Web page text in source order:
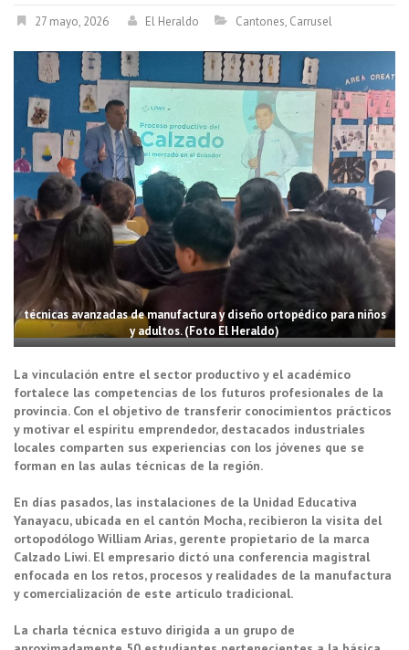
27 mayo, 2026 El Heraldo Cantones, Carrusel
técnicas avanzadas de manufactura y diseño ortopédico para niños
y adultos. (Foto El Heraldo)
La vinculación entre el sector productivo y el académico
fortalece las competencias de los futuros profesionales de la
provincia. Con el objetivo de transferir conocimientos prácticos
y motivar el espíritu emprendedor, destacados industriales
locales comparten sus experiencias con los jóvenes que se
forman en las aulas técnicas de la región.
En días pasados, las instalaciones de la Unidad Educativa
Yanayacu, ubicada en el cantón Mocha, recibieron la visita del
ortopodólogo William Arias, gerente propietario de la marca
Calzado Liwi. El empresario dictó una conferencia magistral
enfocada en los retos, procesos y realidades de la manufactura
y comercialización de este artículo tradicional.
La charla técnica estuvo dirigida a un grupo de